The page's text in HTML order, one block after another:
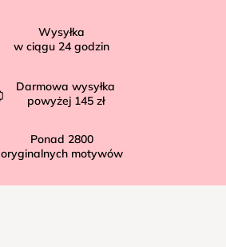
Wysyłka
w ciągu 24 godzin
Darmowa wysyłka
powyżej 145 zł
Ponad 2800
oryginalnych motywów